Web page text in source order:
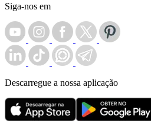
Siga-nos em
Descarregue a nossa aplicação